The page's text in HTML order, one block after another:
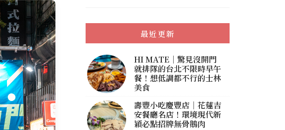
最近更新
HI MATE｜驚見沒開門
就排隊的台北不限時早午
餐！想低調都不行的士林
美食
壽豐小吃慶豐店｜花蓮吉
安餐廳名店！環境現代新
穎必點招牌無骨鵝肉